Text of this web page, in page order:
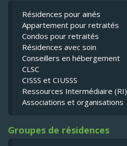
Résidences pour ainés
Appartement pour retraités
Condos pour retraités
Résidences avec soin
Conseillers en hébergement
CLSC
CISSS et CIUSSS
Ressources Intermédiaire (RI)
Associations et organisations
Groupes de résidences